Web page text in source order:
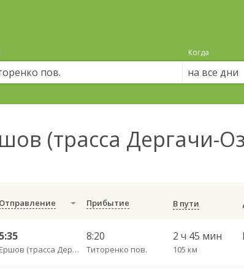
Когда
на все дни
(трасса Дергачи-
Отправление Прибытие В пути
5:35
Ершов (трасса Дергачи-Озинки)
8:20
Титоренко пов.
2 ч 45 мин
105 км